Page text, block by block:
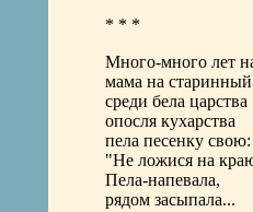
* * *
Много-много лет
мама на старинный
среди бела царства
опосля кухарства
пела песенку свою:
"Не ложися на
Пела-напевала,
рядом засыпала...